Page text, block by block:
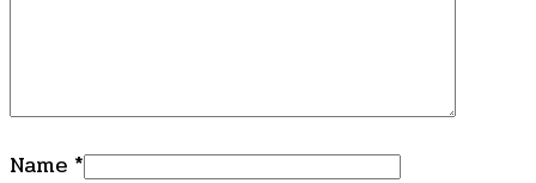
Name *